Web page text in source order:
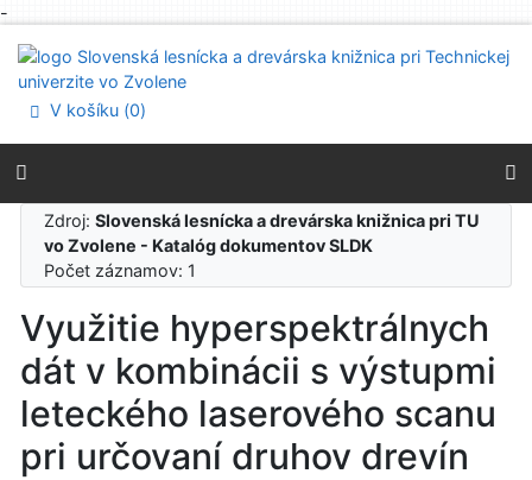
-
Prejsť na menu
Prehlásenie o webovej prístupnosti
V košíku (0)
Zdroj:Slovenská lesnícka a drevárska knižnica pri TU
vo Zvolene - Katalóg dokumentov SLDK
Počet záznamov: 1
Využitie hyperspektrálnych
dát v kombinácii s výstupmi
leteckého laserového scanu
pri určovaní druhov drevín